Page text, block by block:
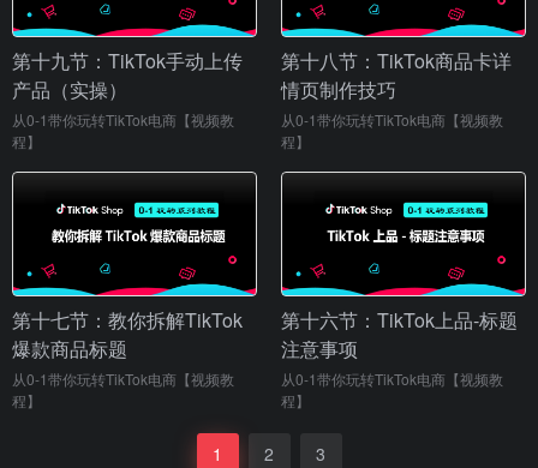
第十九节：TikTok手动上传
产品（实操）
从0-1带你玩转TikTok电商【视频教
程】
第十八节：TikTok商品卡详
情页制作技巧
从0-1带你玩转TikTok电商【视频教
程】
第十七节：教你拆解TikTok
爆款商品标题
从0-1带你玩转TikTok电商【视频教
程】
第十六节：TikTok上品-标题
注意事项
从0-1带你玩转TikTok电商【视频教
程】
1 2 3